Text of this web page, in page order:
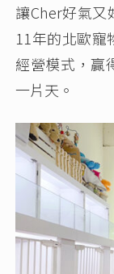
讓Cher好氣又
11年的北歐寵
經營模式，贏
一片天。